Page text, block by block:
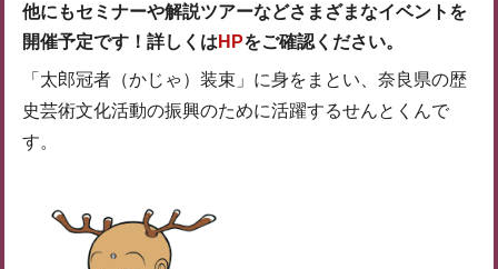
他にもセミナーや解説ツアーなどさまざまなイベントを
開催予定です！詳しくは HPをご確認ください。
「太郎冠者（かじゃ）装束」に身をまとい、奈良県の歴
史芸術文化活動の振興のために活躍するせんとくんで
す。